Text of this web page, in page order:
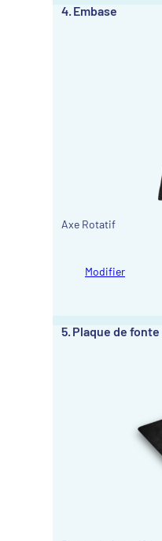
4 Embase
Axe Rotatif
Modifier
5 Plaque de fonte